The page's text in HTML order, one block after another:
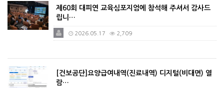
제60회 대피연 교육심포지엄에 참석해 주셔서 감사드
립니…
2026.05.17 2,709
[건보공단]요양급여내역(진료내역) 디지털(비대면) 열
람…